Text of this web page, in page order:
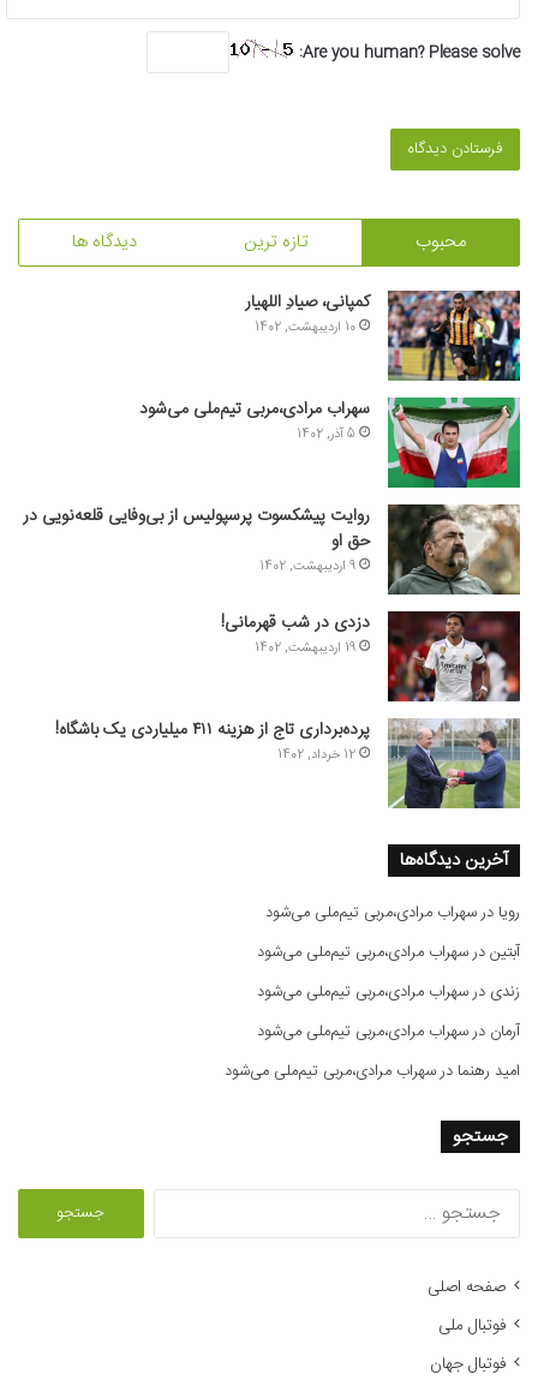
Are you human? Please solve:
محبوب تازه ترین دیدگاه ها
کمپانی، صیادِ اللهیار
10 اردیبهشت, 1402
سهراب مرادی،مربی تیم‌ملی می‌شود
5 آذر, 1402
روایت پیشکسوت پرسپولیس از بی‌وفایی قلعه‌نویی در
حق او
9 اردیبهشت, 1402
دزدی در شب قهرمانی!
19 اردیبهشت, 1402
پرده‌برداری تاج از هزینه ۴۱۱ میلیاردی یک باشگاه!
12 خرداد, 1402
آخرین دیدگاه‌ها
رویا درسهراب مرادی،مربی تیم‌ملی می‌شود
آبتیندرسهراب مرادی،مربی تیم‌ملی می‌شود
زندی درسهراب مرادی،مربی تیم‌ملی می‌شود
آرمان درسهراب مرادی،مربی تیم‌ملی می‌شود
امید رهنما درسهراب مرادی،مربی تیم‌ملی می‌شود
جستجو
صفحه اصلی
فوتبال ملی
فوتبال جهان